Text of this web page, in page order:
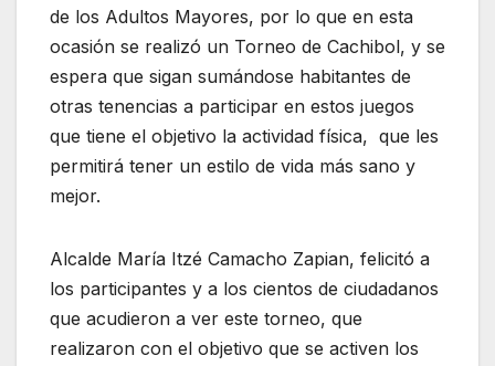
de los Adultos Mayores, por lo que en esta
ocasión se realizó un Torneo de Cachibol, y se
espera que sigan sumándose habitantes de
otras tenencias a participar en estos juegos
que tiene el objetivo la actividad física, que les
permitirá tener un estilo de vida más sano y
mejor.
Alcalde María Itzé Camacho Zapian, felicitó a
los participantes y a los cientos de ciudadanos
que acudieron a ver este torneo, que
realizaron con el objetivo que se activen los